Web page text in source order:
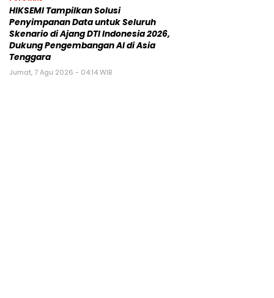
HIKSEMI Tampilkan Solusi
Penyimpanan Data untuk Seluruh
Skenario di Ajang DTI Indonesia 2026,
Dukung Pengembangan AI di Asia
Tenggara
Jumat, 7 Agu 2026 - 04:14 WIB